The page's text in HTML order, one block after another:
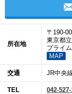
所在地
〒190-
東京都
プライ
MAP
交通 JR中央
TEL 042-